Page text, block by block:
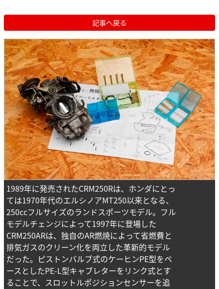
記事へ戻る
1989年に発売されたCRM250Rは、ホンダにとっ
ては1970年代のエルシノアMT250以来となる、
250ccフルサイズのランドスポーツモデル。フル
モデルチェンジによって1997年に登場した
CRM250ARは、独自のAR燃焼によって省燃費と
排気ガスのクリーン化を両立した革新的モデル
だった。ピストンバルブ式のケーヒンPE型をベ
ースとしたPE-L型キャブレターをリンク式とす
ることで、スロットルポジションセンサーを追